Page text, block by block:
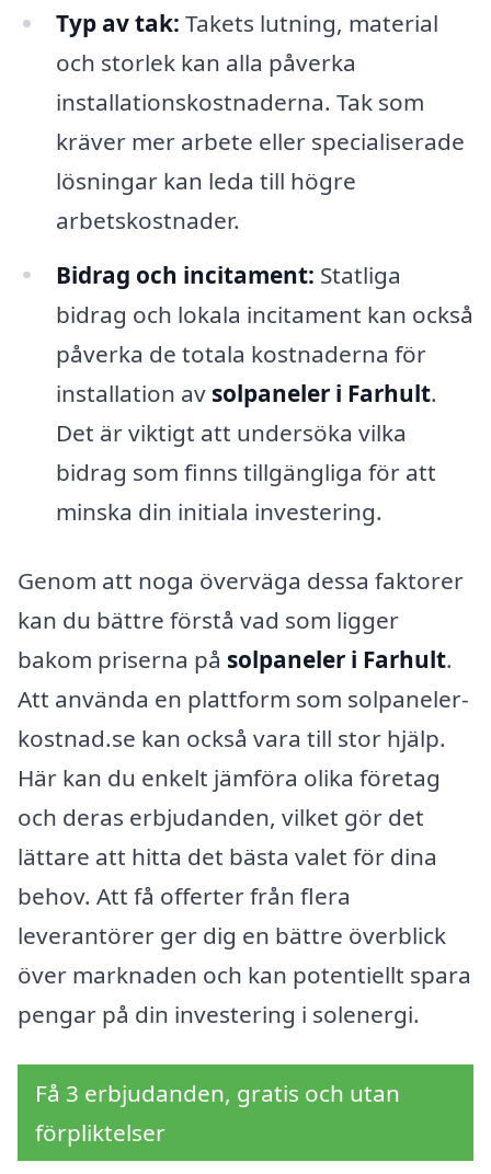
Typ av tak: Takets lutning, material
och storlek kan alla påverka
installationskostnaderna. Tak som
kräver mer arbete eller specialiserade
lösningar kan leda till högre
arbetskostnader.
Bidrag och incitament: Statliga
bidrag och lokala incitament kan också
påverka de totala kostnaderna för
installation av solpaneler i Farhult.
Det är viktigt att undersöka vilka
bidrag som finns tillgängliga för att
minska din initiala investering.
Genom att noga överväga dessa faktorer
kan du bättre förstå vad som ligger
bakom priserna på solpaneler i Farhult.
Att använda en plattform som solpaneler-
kostnad.se kan också vara till stor hjälp.
Här kan du enkelt jämföra olika företag
och deras erbjudanden, vilket gör det
lättare att hitta det bästa valet för dina
behov. Att få offerter från flera
leverantörer ger dig en bättre överblick
över marknaden och kan potentiellt spara
pengar på din investering i solenergi.
Få 3 erbjudanden, gratis och utan
förpliktelser